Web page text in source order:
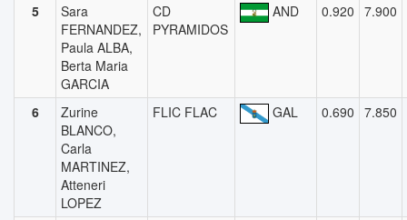
5
Sara
FERNANDEZ,
Paula ALBA,
Berta Maria
GARCIA
CD
PYRAMIDOS
AND 0.920 7.900
6
Zurine
BLANCO,
Carla
MARTINEZ,
Atteneri
LOPEZ
FLIC FLAC GAL 0.690 7.850